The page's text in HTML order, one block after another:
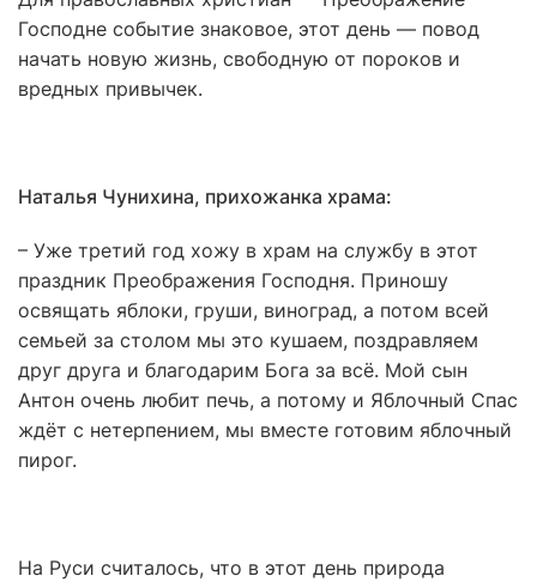
Господне событие знаковое, этот день — повод
начать новую жизнь, свободную от пороков и
вредных привычек.
Наталья Чунихина, прихожанка храма:
– Уже третий год хожу в храм на службу в этот
праздник Преображения Господня. Приношу
освящать яблоки, груши, виноград, а потом всей
семьей за столом мы это кушаем, поздравляем
друг друга и благодарим Бога за всё. Мой сын
Антон очень любит печь, а потому и Яблочный Спас
ждёт с нетерпением, мы вместе готовим яблочный
пирог.
На Руси считалось, что в этот день природа